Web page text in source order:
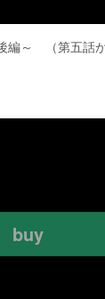
～ （第五話
buy